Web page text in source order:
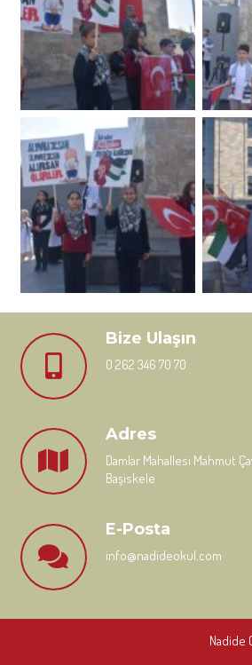
Bize Ulaşın
0 262 346 70 70
Adres
Damlar Mahallesi Mahmut
Başiskele
E-Posta
info@nadideokul.com
Nadide